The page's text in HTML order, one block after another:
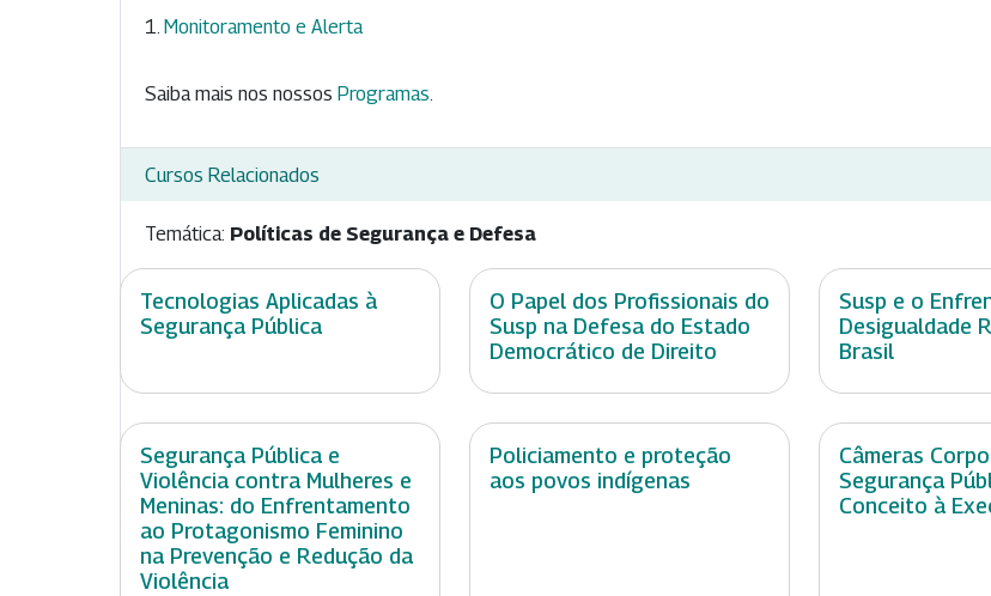
Monitoramento e Alerta
Saiba mais nos nossos Programas.
Cursos Relacionados
Temática: Políticas de Segurança e Defesa
Tecnologias Aplicadas à
Segurança Pública
O Papel dos Profissionais do
Susp na Defesa do Estado
Democrático de Direito
Susp e o
Desigualdade
Brasil
Segurança Pública e
Violência contra Mulheres e
Meninas: do Enfrentamento
ao Protagonismo Feminino
na Prevenção e Redução da
Violência
Policiamento e proteção
aos povos indígenas
Câmeras
Segurança
Conceito à